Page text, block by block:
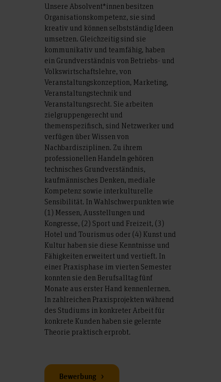
Unsere Absolvent*innen besitzen
Organisationskompetenz, sie sind
kreativ und können selbstständig Ideen
umsetzen. Gleichzeitig sind sie
kommunikativ und teamfähig, haben
ein Grundverständnis von Betriebs- und
Volkswirtschaftslehre, von
Veranstaltungskonzeption, Marketing,
Veranstaltungstechnik und
Veranstaltungsrecht. Sie arbeiten
zielgruppengerecht und
themenspezifisch, sind Netzwerker und
verfügen über Wissen von
Nachbardisziplinen. Zu ihrem
professionellen Handeln gehören
technisches Grundverständnis,
kaufmännisches Denken, mediale
Kompetenz sowie interkulturelle
Sensibilität. In Wahlschwerpunkten wie
(1) Messen, Ausstellungen und
Kongresse, (2) Sport und Freizeit, (3)
Hotel und Tourismus oder (4) Kunst und
Kultur haben sie diese Kenntnisse und
Fähigkeiten erweitert und vertieft. In
einer Praxisphase im vierten Semester
konnten sie den Berufsalltag fünf
Monate aus erster Hand kennenlernen.
In zahlreichen Praxisprojekten während
des Studiums in konkreter Arbeit für
konkrete Kunden haben sie gelernte
Theorie praktisch erprobt.
Bewerbung